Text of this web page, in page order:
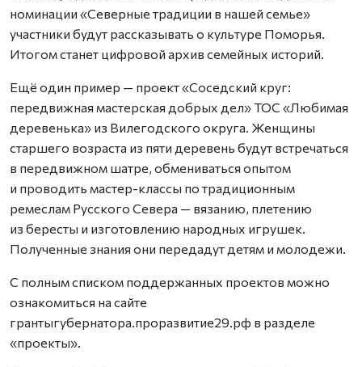
номинации «Северные традиции в нашей семье»
участники будут рассказывать о культуре Поморья.
Итогом станет цифровой архив семейных историй.
Ещё один пример — проект «Соседский круг:
передвижная мастерская добрых дел» ТОС «Любимая
деревенька» из Вилегодского округа. Женщины
старшего возраста из пяти деревень будут встречаться
в передвижном шатре, обмениваться опытом
и проводить мастер-классы по традиционным
ремеслам Русского Севера — вязанию, плетению
из бересты и изготовлению народных игрушек.
Полученные знания они передадут детям и молодежи.
С полным списком поддержанных проектов можно
ознакомиться на сайте
грантыгубернатора.проразвитие29.рф в разделе
«проекты».